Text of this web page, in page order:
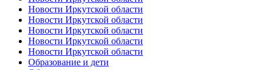
Новости Иркутской области
Новости Иркутской области
Новости Иркутской области
Новости Иркутской области
Новости Иркутской области
Образование и дети